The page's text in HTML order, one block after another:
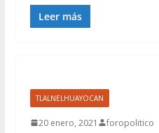
Leer más
TLALNELHUAYOCAN
20 enero, 2021 foropolitico